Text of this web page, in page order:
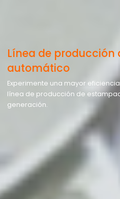
Línea de
automático
Experimente una mayor
línea de producción de
generación.